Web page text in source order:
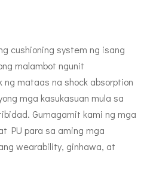
cushioning system ng isang
malambot ngunit
ng mataas na shock absorption
mga kasukasuan mula sa
Gumagamit kami ng mga
PU para sa aming mga
wearability, ginhawa, at